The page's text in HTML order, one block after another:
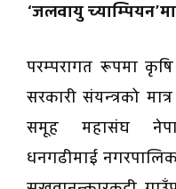
‘जलवायु
परम्परागत रूपमा कृषि
सरकारी संयन्त्रको
समूह महासंघ
धनगढीमाई